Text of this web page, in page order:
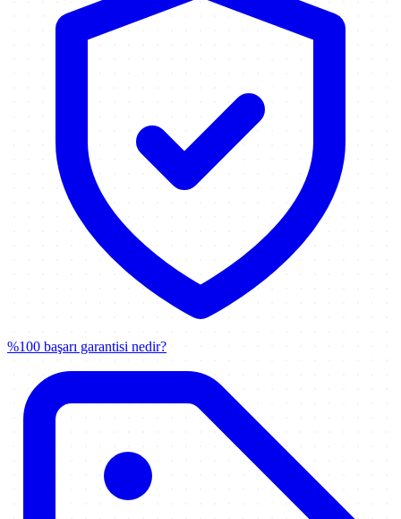
%100 başarı garantisi nedir?